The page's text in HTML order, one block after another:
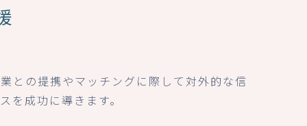
との提携やマッチングに際して対外的な信
成功に導きます。